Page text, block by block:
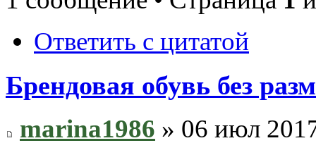
Ответить с цитатой
Брендовая обувь без
marina1986 » 06 июл